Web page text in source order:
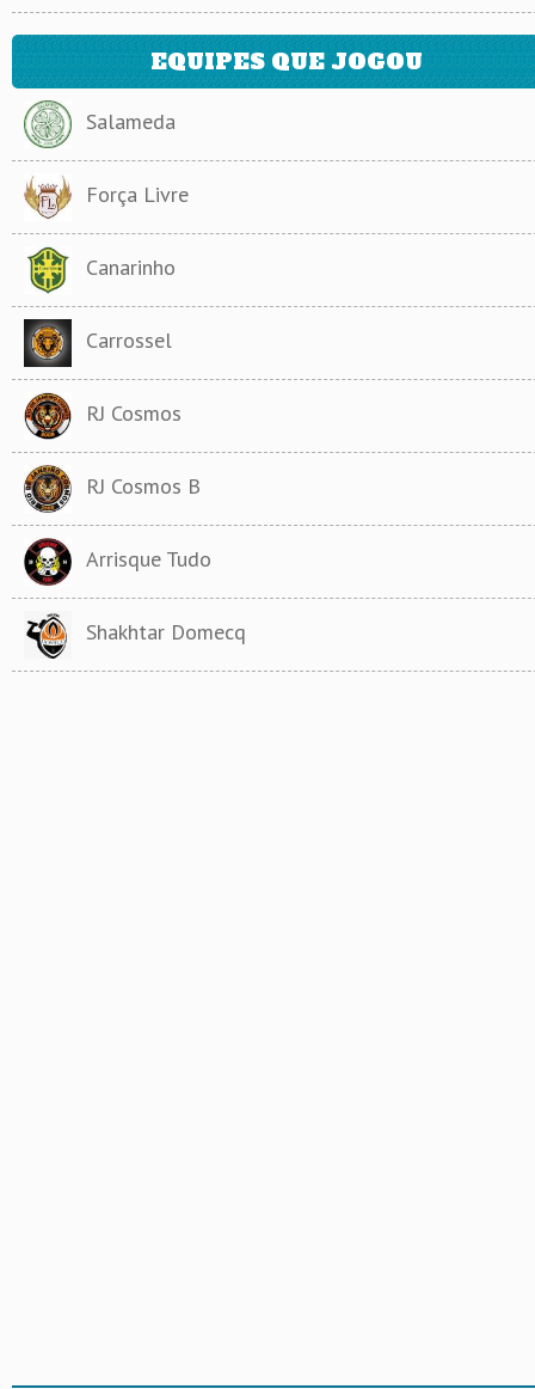
EQUIPES QUE JOGOU
Salameda
Força Livre
Canarinho
Carrossel
RJ Cosmos
RJ Cosmos B
Arrisque Tudo
Shakhtar Domecq